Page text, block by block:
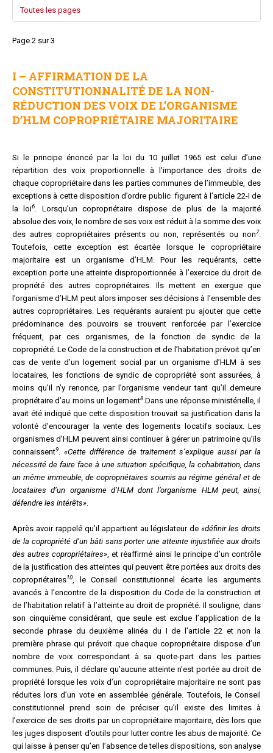
Toutes les pages
Page 2 sur 3
I – AFFIRMATION DE LA
CONSTITUTIONNALITÉ DE LA NON-
RÉDUCTION DES VOIX DE L’ORGANISME
D’HLM COPROPRIÉTAIRE MAJORITAIRE
Si le principe énoncé par la loi du 10 juillet 1965 est celui d’une
répartition des voix proportionnelle à l’importance des droits de
chaque copropriétaire dans les parties communes de l’immeuble, des
exceptions à cette disposition d’ordre public figurent à l’article 22-I de
la loi6
. Lorsqu’un copropriétaire dispose de plus de la majorité
absolue des voix, le nombre de ses voix est réduit à la somme des voix
des autres copropriétaires présents ou non, représentés ou non7
Toutefois, cette exception est écartée lorsque le copropriétaire
majoritaire est un organisme d’HLM. Pour les requérants, cette
exception porte une atteinte disproportionnée à l’exercice du droit de
propriété des autres copropriétaires. Ils mettent en exergue que
l’organisme d’HLM peut alors imposer ses décisions à l’ensemble des
autres copropriétaires. Les requérants auraient pu ajouter que cette
prédominance des pouvoirs se trouvent renforcée par l’exercice
fréquent, par ces organismes, de la fonction de syndic de la
copropriété. Le Code de la construction et de l’habitation prévoit qu’en
cas de vente d’un logement social par un organisme d’HLM à ses
locataires, les fonctions de syndic de copropriété sont assurées, à
moins qu’il n’y renonce, par l’organisme vendeur tant qu’il demeure
propriétaire d’au moins un logement8 .Dans une réponse ministérielle, il
avait été indiqué que cette disposition trouvait sa justification dans la
volonté d’encourager la vente des logements locatifs sociaux. Les
organismes d’HLM peuvent ainsi continuer à gérer un patrimoine qu’ils
connaissent9
«Cette différence de traitement s’explique aussi par la
nécessité de faire face à une situation spécifique, la cohabitation, dans
un même immeuble, de copropriétaires soumis au régime général et de
locataires d’un organisme d’HLM dont l’organisme HLM peut, ainsi,
défendre les intérêts»
Après avoir rappelé qu’il appartient au législateur de«définir les droits
de la copropriété d’un bâti sans porter une atteinte injustifiée aux droits
des autres copropriétaires» , et réaffirmé ainsi le principe d’un contrôle
de la justification des atteintes qui peuvent être portées aux droits des
copropriétaires10
, le Conseil constitutionnel écarte les arguments
avancés à l’encontre de la disposition du Code de la construction et
de l’habitation relatif à l’atteinte au droit de propriété. Il souligne, dans
son cinquième considérant, que seule est exclue l’application de la
seconde phrase du deuxième alinéa du I de l’article 22 et non la
première phrase qui prévoit que chaque copropriétaire dispose d’un
nombre de voix correspondant à sa quote-part dans les parties
communes. Puis, il déclare qu’aucune atteinte n’est portée au droit de
propriété lorsque les voix d’un copropriétaire majoritaire ne sont pas
réduites lors d’un vote en assemblée générale. Toutefois, le Conseil
constitutionnel prend soin de préciser qu’il existe des limites à
l’exercice de ses droits par un copropriétaire majoritaire, dès lors que
les juges disposent d’outils pour lutter contre les abus de majorité. Ce
qui laisse à penser qu’en l’absence de telles dispositions, son analyse